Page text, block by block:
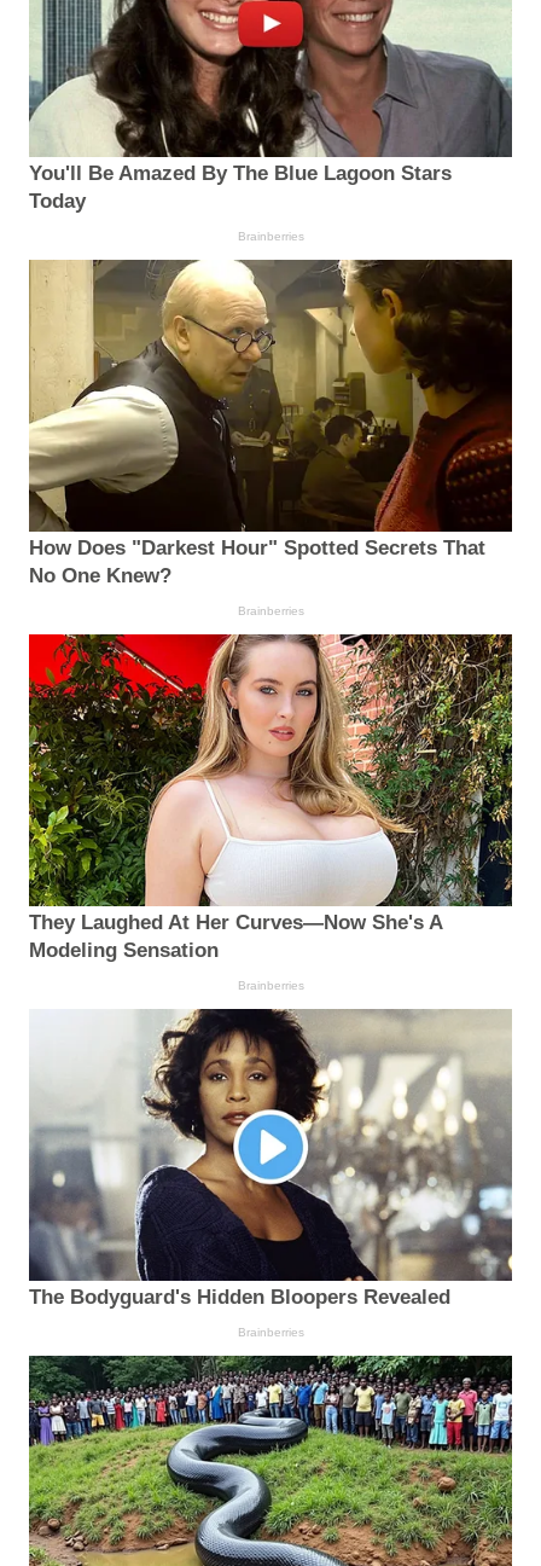
You'll Be Amazed By The Blue Lagoon Stars
Today
Brainberries
How Does "Darkest Hour" Spotted Secrets That
No One Knew?
Brainberries
They Laughed At Her Curves—Now She's A
Modeling Sensation
Brainberries
The Bodyguard's Hidden Bloopers Revealed
Brainberries